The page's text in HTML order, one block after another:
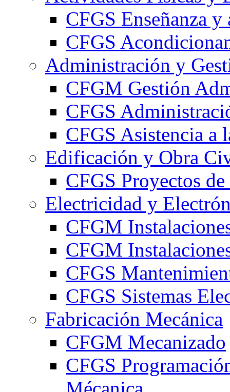
CFGS Enseñanza
CFGS
Administración y
CFGM Gestión
CFGS
CFGS Asistencia a
Edificación y Obra
CFGS Proyectos
Electricidad y
CFGM
CFGM
CFGS
CFGS Sistemas
Fabricación Mecánica
CFGM Mecanizado
CFGS